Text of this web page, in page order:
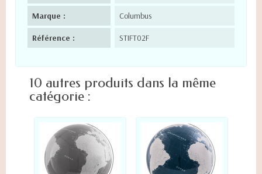
Marque : Columbus
Référence : STIFT02F
10 autres produits dans la même
catégorie :